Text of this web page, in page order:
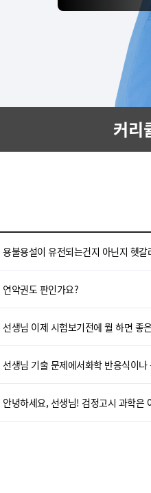
커리
용불용설이 유전되는건지 아닌지 헷갈
연약권도 판인가요?
선생님 이제 시험보기전에 뭘 하면 좋
선생님 기출 문제에서화학 반응식이
안녕하세요, 선생님! 검정고시 과학은